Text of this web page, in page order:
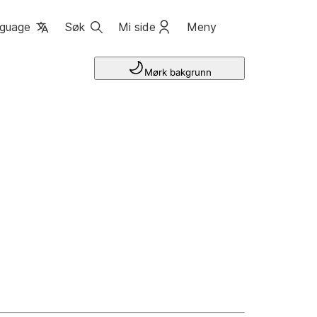
Søk Mi side Meny
Mørk bakgrunn